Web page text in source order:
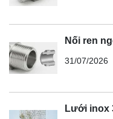
Nối ren
31/07/2026
Lưới inox